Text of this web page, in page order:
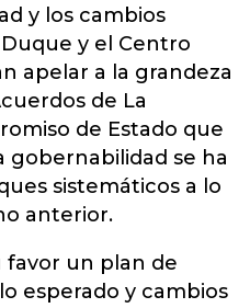
y los cambios
y el Centro
apelar a la grandeza
de La
de Estado que
gobernabilidad se ha
sistemáticos a lo
anterior.
favor un plan de
esperado y cambios